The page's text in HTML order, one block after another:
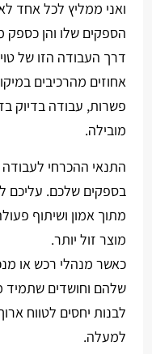
ואני ממליץ לכל אחד
הספקים שלו והן כספק
אחוזים מהרכיבים
פשרות, עבודה בדיוק
מובילה.
התנאי ההכרחי לעבודה
בספקים שלכם. עליכם
מתוך אמון ושיתוף
מוצר זול יותר.
כאשר מנהלי רכש או
שלהם וחושדים שתמיד
לבנות יחסים לטווח
למעלה.